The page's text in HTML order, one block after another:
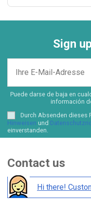
Sign
Puede darse de baja en
información
Durch Absenden dieses
Hinweisen und
einverstanden.
Contact us
Hi there!